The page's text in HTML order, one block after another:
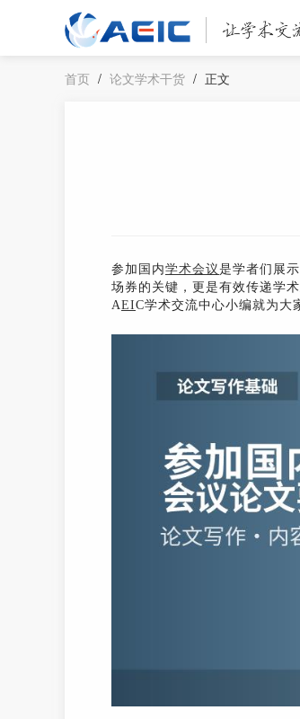
首页 / 论文学术干货 / 正文
参加国内学术会议是学者们展
场券的关键，更是有效传递学
AEIC学术交流中心小编就为大